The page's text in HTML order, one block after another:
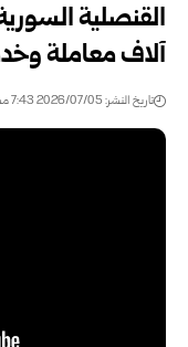
آلاف معاملة
تاريخ النشر: 2026/07/05 7:43 مساءً